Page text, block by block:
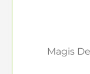
Outdoor-
Beratung oder
Magis